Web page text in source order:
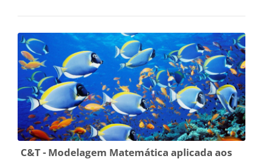
C&T - Modelagem Matemática aplicada aos